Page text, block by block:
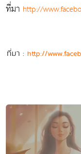
ที่มา http://
ที่มา : http://